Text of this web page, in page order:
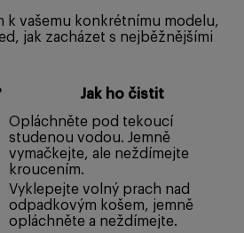
k vašemu konkrétnímu modelu,
jak zacházet s nejběžnějšími
Jak ho čistit
Opláchněte pod tekoucí
studenou vodou. Jemně
vymačkejte, ale neždímejte
kroucením.
Vyklepejte volný prach nad
odpadkovým košem, jemně
opláchněte a neždímejte.